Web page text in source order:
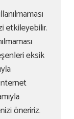
etkileyebilir.
eksik
öneririz.